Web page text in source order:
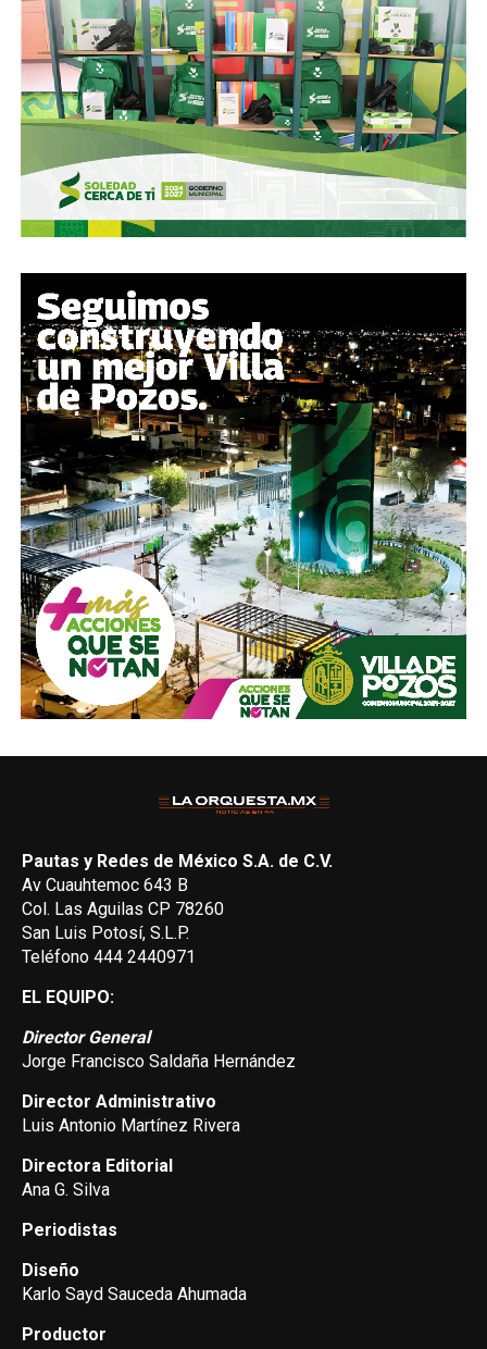
Pautas y Redes de México S.A. de C.V.
Av Cuauhtemoc 643 B
Col. Las Aguilas CP 78260
San Luis Potosí, S.L.P.
Teléfono 444 2440971
EL EQUIPO:
Director General
Jorge Francisco Saldaña Hernández
Director Administrativo
Luis Antonio Martínez Rivera
Directora Editorial
Ana G. Silva
Periodistas
Diseño
Karlo Sayd Sauceda Ahumada
Productor